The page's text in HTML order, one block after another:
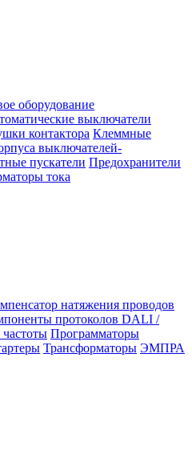
оборудование
выключатели
контактора Клеммные
выключателей-
пускатели Предохранители
тока
натяжения проводов
протоколов DALI /
частоты Программаторы
Трансформаторы ЭМПРА